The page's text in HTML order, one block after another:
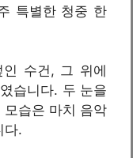
특별한 청중 한
수건, 그 위에
습니다. 두 눈을
습은 마치 음악
다.